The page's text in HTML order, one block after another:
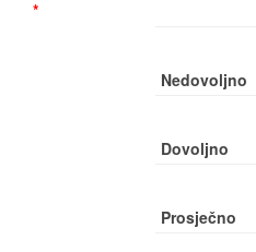
Nedovoljno
Dovoljno
Prosječno